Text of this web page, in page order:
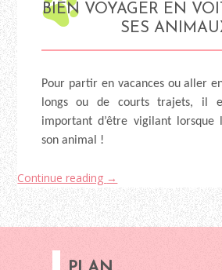
BIEN VOYAGER EN
SES
Pour partir en vacances ou aller
longs ou de courts trajets, il
important d’être vigilant lorsque
son animal !
Continue reading →